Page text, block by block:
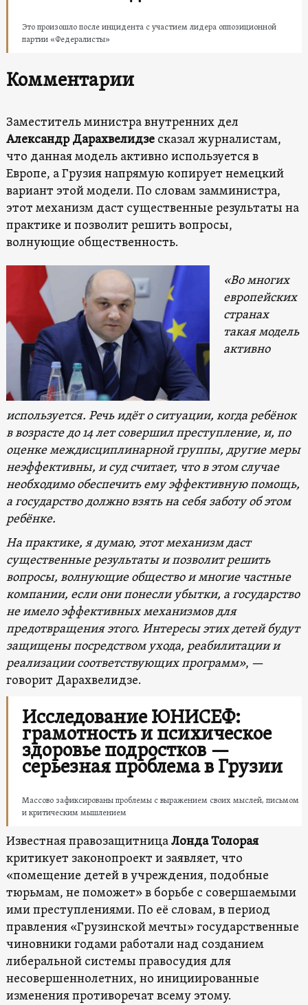
Это произошло после инцидента с участием лидера оппозиционной
партии «Федералисты»
Комментарии
Заместитель министра внутренних дел
Александр Дарахвелидзесказал журналистам,
что данная модель активно используется в
Европе, а Грузия напрямую копирует немецкий
вариант этой модели. По словам замминистра,
этот механизм даст существенные результаты на
практике и позволит решить вопросы,
волнующие общественность.
«Во многих
европейских
странах
такая модель
активно
используется. Речь идёт о ситуации, когда ребёнок
в возрасте до 14 лет совершил преступление, и, по
оценке междисциплинарной группы, другие меры
неэффективны, и суд считает, что в этом случае
необходимо обеспечить ему эффективную помощь,
а государство должно взять на себя заботу об этом
ребёнке.
На практике, я думаю, этот механизм даст
существенные результаты и позволит решить
вопросы, волнующие общество и многие частные
компании, если они понесли убытки, а государство
не имело эффективных механизмов для
предотвращения этого. Интересы этих детей будут
защищены посредством ухода, реабилитации и
реализации соответствующих программ», —
говорит Дарахвелидзе.
Исследование ЮНИСЕФ:
грамотность и психическое
здоровье подростков —
серьезная проблема в Грузии
Массово зафиксированы проблемы с выражением своих мыслей, письмом
и критическим мышлением
Известная правозащитницаЛонда Толорая
критикует законопроект и заявляет, что
«помещение детей в учреждения, подобные
тюрьмам, не поможет» в борьбе с совершаемыми
ими преступлениями. По её словам, в период
правления «Грузинской мечты» государственные
чиновники годами работали над созданием
либеральной системы правосудия для
несовершеннолетних, но инициированные
изменения противоречат всему этому.